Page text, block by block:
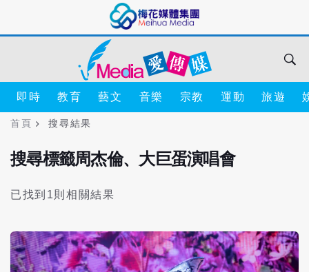
即時 教育 藝文 音樂 宗教 運動 旅遊
首頁 搜尋結果
搜尋標籤周杰倫、大巨蛋演唱會
已找到1則相關結果